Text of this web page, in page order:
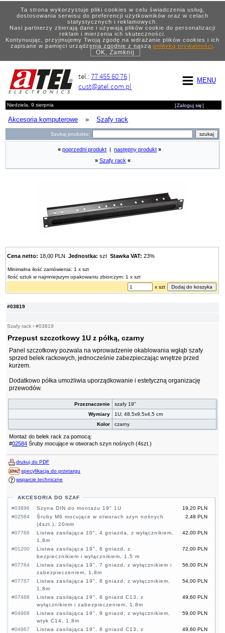
Ta strona wykorzystuje pliki cookies w celu świadczenia usług,
dostosowania serwisu do preferencji użytkowników oraz w celach
statystycznych i reklamowych.
Nasi partnerzy zbierają dane i używają plików cookie do personalizacji
reklam i mierzenia ich skuteczności.
Kontynuując, przyjmujemy Twoją zgodę na wdrażanie plików cookies i ich
zapisane w pamięci urządzenia zgodnie z naszą polityką prywatności.
OK, Zamknij
MENU
tel.:77 455 60 76 |
cust@atel.com.pl
Niedziela, 9 sierpnia [Zaloguj się]
Akcesoria komputerowe » Szafy rack
Szukaj produktu:
#03819
Szafy rack ›#03819
Przepust szczotkowy 1U z półką, czarny
Panel szczotkowy pozwala na wprowadzenie okablowania wgłąb szafy
sprzed belek rackowych, jednocześnie zabezpieczając wnętrze przed
kurzem.
Dodatkowo półka umożliwia uporządkowanie i estetyczną organizację
przewodów.
Przeznaczenie
szafy 19"
Wymiary
1U; 48,5x9,5x4,5 cm
Kolor
czarny
Montaż do belek rack za pomocą:
#02584 Śruby mocujące w otworach szyn nośnych (4szt.)
drukuj do PDF
specyfikacja do przetargu
wsparcie techniczne
AKCESORIA DO SZAF
#03896
19,20 PLN
Szyna DIN do montażu 19" 1U
#02584
2,48 PLN
Śruby M6 mocujące w otworach szyn nośnych
(4szt.), 20mm
#07766
42,00 PLN
Listwa zasilająca 10", 4 gniazda, z wyłącznikiem,
1,8m
#01200
72,00 PLN
Listwa zasilająca 19", 6 gniazd, z
bezpiecznikiem i wyłącznikiem, 1,5 m
#07764
56,00 PLN
Listwa zasilająca 19", 7 gniazd, z wyłącznikiem i
zabezpieczeniem, 1,8m
#07767
54,00 PLN
Listwa zasilająca 19", 8 gniazd, z wyłącznikiem,
1,8m
#07488
49,60 PLN
Listwa zasilająca 19", 8 gniazd C13, z
wyłącznikiem i zabezpieczeniem, 1,8m
#04968
59,00 PLN
Listwa zasilająca 19", 9 gniazd, z wyłącznikiem,
wtyk C14, 1,8m
#04967
49,60 PLN
Listwa zasilająca 19", 8 gniazd C13, z
« poprzedni produkt następny produkt »
» Szafy rack «
Cena netto: 18,00 PLNJednostka: sztStawka VAT: 23%
Minimalna ilość zamówienia: 1 x szt
Ilość sztuk w najmniejszym opakowaniu zbiorczym: 1 x szt
x szt